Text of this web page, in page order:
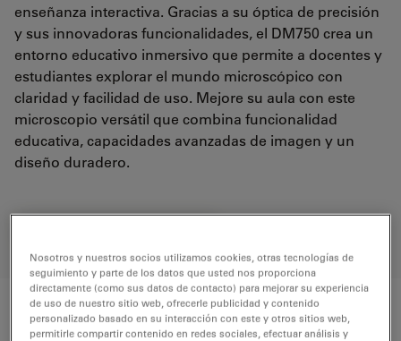
enseñanza interactiva. Gracias a su óptica de precisión
y sus innovadoras funcionalidades, el DM750 crea un
entorno educativo inmersivo que permite a docentes y
estudiantes explorar el mundo microscópico con
claridad y facilidad de uso. Mejore su aula con este
microscopio versátil que combina funcionalidad
educativa, capacidades avanzadas de imagen y un
diseño duradero.
Componentes
Nosotros y nuestros socios utilizamos cookies, otras tecnologías de
seguimiento y parte de los datos que usted nos proporciona
directamente (como sus datos de contacto) para mejorar su experiencia
de uso de nuestro sitio web, ofrecerle publicidad y contenido
personalizado basado en su interacción con este y otros sitios web,
permitirle compartir contenido en redes sociales, efectuar análisis y